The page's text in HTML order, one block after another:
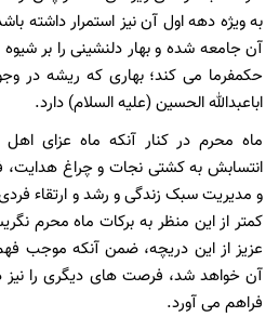
بهویژه دههاول آننیز استمرارداشته
آنجامعه شده وبهار دلنشینی را برشیوه
حکمفرما می کند؛ بهاری که ریشه در
اباعبداللهالحسین(علیهالسلام) دارد.
ماه محرم در کنار آنکه ماه عزای اهل
انتسابش به کشتی نجات و چراغ هدایت،
و مدیریتسبک زندگیو رشدو ارتقاء
کمتر از این منظر به برکات ماه محرم
عزیز از این دریچه، ضمن آنکه موجب
آن خواهد شد، فرصت های دیگری را نیز
فراهم میآورد.